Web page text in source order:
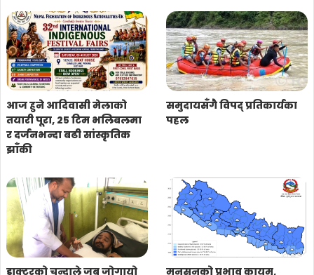
आज हुने आदिवासी मेलाको
तयारी पूरा, २५ टिम भलिबलमा
र दर्जनभन्दा बढी सांस्कृतिक
झाँकी
समुदायसँगै विपद् प्रतिकार्यका
पहल
डाक्टरको चन्दाले जब जोगायो
मनसुनको प्रभाव कायम,